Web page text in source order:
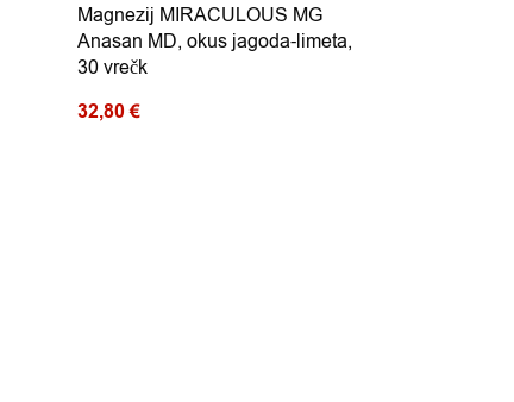
Magnezij MIRACULOUS MG
Anasan MD, okus jagoda-limeta,
30 vrečk
32,80€